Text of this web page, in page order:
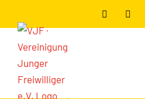
Inhalt
Facebook